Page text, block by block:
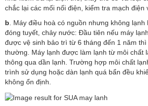
chắc lại các mối nối điện, kiểm tra mạch điện
b. Máy điều hoà có nguồn nhưng không lạnh
đóng tuyết, chảy nước: Đầu tiên nếu máy
được vệ sinh bảo trì từ 6 tháng đến 1 năm
thường. Máy lạnh được làm lạnh từ môi chất
thông qua dần lạnh. Trường hợp môi chất
trình sử dụng hoặc dàn lạnh quá bẩn đều
không ổn định.